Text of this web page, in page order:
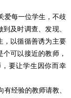
每一位学生，不歧
及时调查、发现、
，以循循善诱为主要
可以接近的教师，
要让学生因你而幸
经验的教师请教、